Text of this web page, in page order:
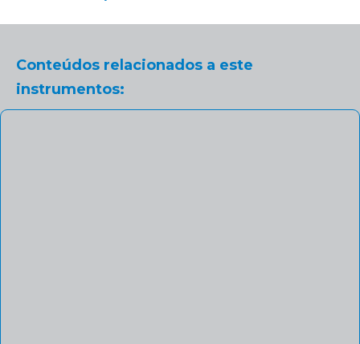
Conteúdos relacionados a este
instrumentos: